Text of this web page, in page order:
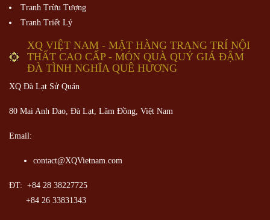
Tranh Trừu Tượng
Tranh Triết Lý
XQ VIỆT NAM - MẶT HÀNG TRANG TRÍ NỘI
THẤT CAO CẤP - MÓN QUÀ QUÝ GIÁ ĐẬM
ĐÀ TÌNH NGHĨA QUÊ HƯƠNG
XQ Đà Lạt Sử Quán
80 Mai Anh Dao, Đà Lạt, Lâm Đồng, Việt Nam
Email:
contact@XQVietnam.com
ĐT: +84 28 38227725
+84 26 33831343